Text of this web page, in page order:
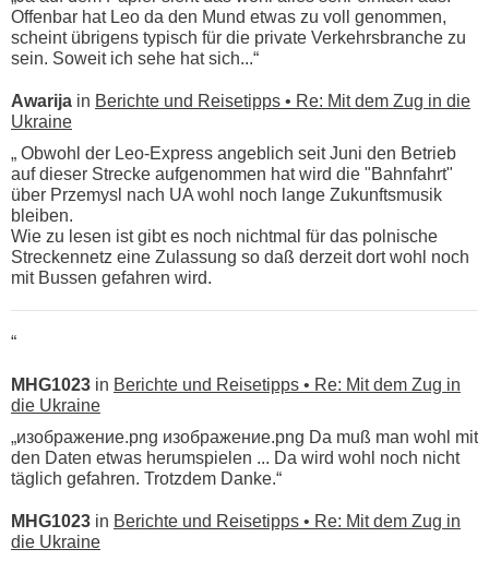
Offenbar hat Leo da den Mund etwas zu voll genommen,
scheint übrigens typisch für die private Verkehrsbranche zu
sein. Soweit ich sehe hat sich...“
Awarija in Berichte und Reisetipps • Re: Mit dem Zug in die
Ukraine
„ Obwohl der Leo-Express angeblich seit Juni den Betrieb
auf dieser Strecke aufgenommen hat wird die "Bahnfahrt"
über Przemysl nach UA wohl noch lange Zukunftsmusik
bleiben.
Wie zu lesen ist gibt es noch nichtmal für das polnische
Streckennetz eine Zulassung so daß derzeit dort wohl noch
mit Bussen gefahren wird.
“
MHG1023 in Berichte und Reisetipps • Re: Mit dem Zug in
die Ukraine
„изображение.png изображение.png Da muß man wohl mit
den Daten etwas herumspielen ... Da wird wohl noch nicht
täglich gefahren. Trotzdem Danke.“
MHG1023 in Berichte und Reisetipps • Re: Mit dem Zug in
die Ukraine